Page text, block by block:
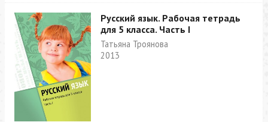
Русский язык. Рабочая тетрадь
для 5 класса. Часть I
Татьяна Троянова
2013